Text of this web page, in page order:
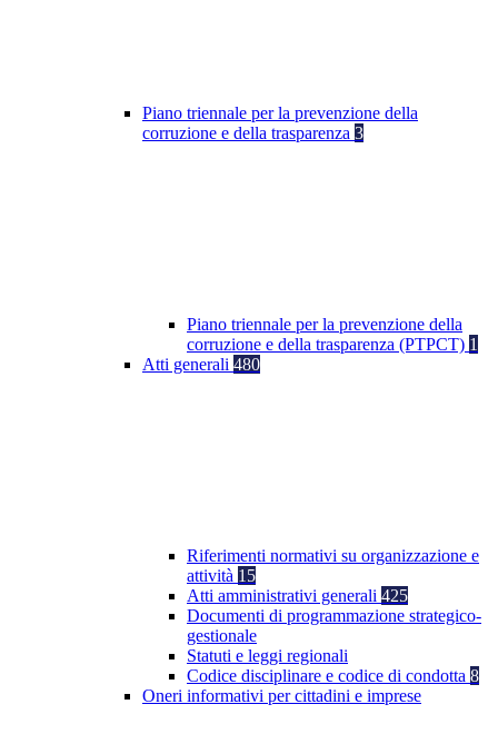
Piano triennale per la prevenzione della
corruzione e della trasparenza 3
Piano triennale per la prevenzione della
corruzione e della trasparenza (PTPCT) 1
Atti generali 480
Riferimenti normativi su organizzazione e
attività 15
Atti amministrativi generali 425
Documenti di programmazione strategico-
gestionale
Statuti e leggi regionali
Codice disciplinare e codice di condotta 8
Oneri informativi per cittadini e imprese